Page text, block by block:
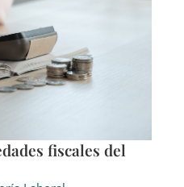
fiscales del